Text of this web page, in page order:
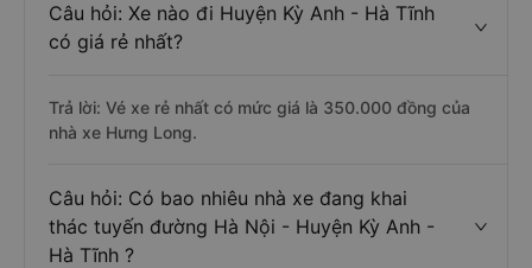
Câu hỏi: Xe nào đi Huyện Kỳ Anh - Hà Tĩnh
có giá rẻ nhất?
Trả lời: Vé xe rẻ nhất có mức giá là 350.000 đồng của
nhà xe Hưng Long.
Câu hỏi: Có bao nhiêu nhà xe đang khai
thác tuyến đường Hà Nội - Huyện Kỳ Anh -
Hà Tĩnh ?